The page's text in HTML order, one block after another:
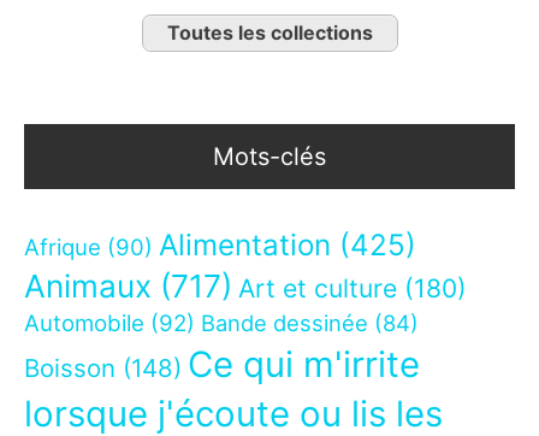
Toutes les collections
Mots-clés
Afrique (90) Alimentation (425)
Animaux (717) Art et culture (180)
Automobile (92) Bande dessinée (84)
Boisson (148) Ce qui m'irrite
lorsque j'écoute ou lis les